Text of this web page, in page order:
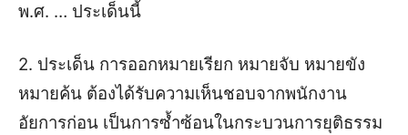
พ.ศ. … ประเด็นนี้
2. ประเด็น การออกหมายเรียก หมายจับ หมายขัง
หมายค้น ต้องได้รับความเห็นชอบจากพนักงาน
อัยการก่อน เป็นการซ้ำซ้อนในกระบวนการยุติธรรม